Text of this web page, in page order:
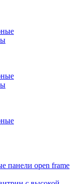
панели open frame